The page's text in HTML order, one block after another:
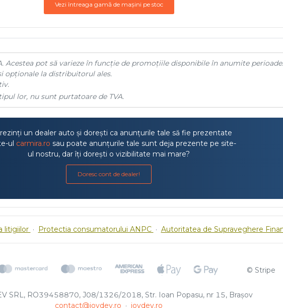
Vezi întreaga gamă de mașini pe stoc
Acestea pot să varieze în funcție de promoțiile disponibile în anumite
opționale la distribuitorul ales.
lor, nu sunt purtatoare de TVA.
un dealer auto și dorești ca anunțurile tale să fie prezentate
ul carmira.ro sau poate anunțurile tale sunt deja prezente pe site-
ul nostru, dar îți dorești o vizibilitate mai mare?
Doresc cont de dealer!
litigiilor · Protectia consumatorului ANPC · Autoritatea de Supraveghere
© Stripe
SRL, RO39458870, J08/1326/2018, Str. Ioan Popasu, nr 15, Brașov
contact@joydev.ro · joydev.ro